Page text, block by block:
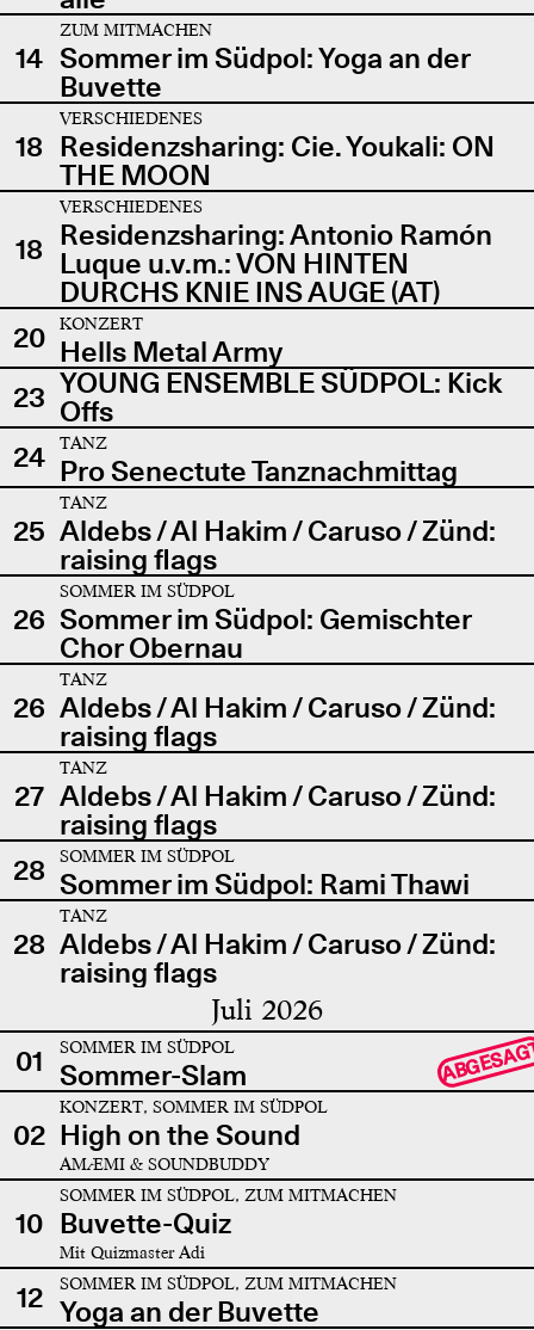
14
ZUM MITMACHEN
Sommer im Südpol: Yoga an der
Buvette
18
VERSCHIEDENES
Residenzsharing: Cie. Youkali: ON
THE MOON
18
VERSCHIEDENES
Residenzsharing: Antonio Ramón
Luque u.v.m.: VON HINTEN
DURCHS KNIE INS AUGE (AT)
20
KONZERT
Hells Metal Army
23 YOUNG ENSEMBLE SÜDPOL: Kick
Offs
24
TANZ
Pro Senectute Tanznachmittag
25
TANZ
Aldebs / Al Hakim / Caruso / Zünd:
raising flags
26
SOMMER IM SÜDPOL
Sommer im Südpol: Gemischter
Chor Obernau
26
TANZ
Aldebs / Al Hakim / Caruso / Zünd:
raising flags
27
TANZ
Aldebs / Al Hakim / Caruso / Zünd:
raising flags
28
SOMMER IM SÜDPOL
Sommer im Südpol: Rami Thawi
28
TANZ
Aldebs / Al Hakim / Caruso / Zünd:
raising flags
Juli 2026
01 SOMMER IM SÜDPOL
Sommer-Slam
02
KONZERT, SOMMER IM SÜDPOL
High on the Sound
AMÆMI & SOUNDBUDDY
10
SOMMER IM SÜDPOL, ZUM MITMACHEN
Buvette-Quiz
Mit Quizmaster Adi
12 SOMMER IM SÜDPOL, ZUM MITMACHEN
Yoga an der Buvette